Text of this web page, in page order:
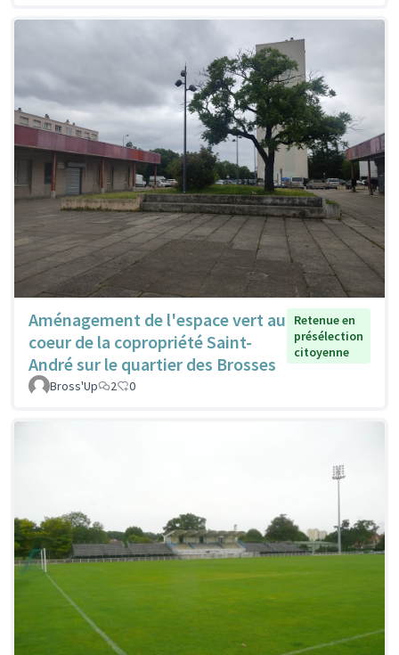
Aménagement de l'espace vert au
coeur de la copropriété Saint-
André sur le quartier des Brosses
Retenue en
présélection
citoyenne
Bross'Up 2 0